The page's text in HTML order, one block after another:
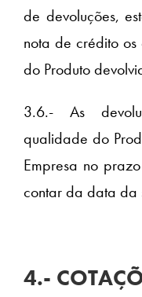
de devoluções,
nota de crédito os
do Produto
3.6.- As
qualidade do
Empresa no
contar da data da
4.-